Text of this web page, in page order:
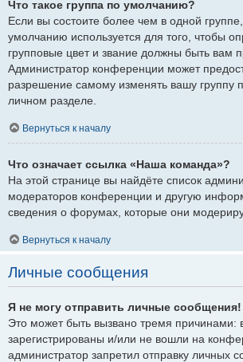
Что такое группа по умолчанию?
Если вы состоите более чем в одной
умолчанию используется для того, чтобы
групповые цвет и звание должны быть вам
Администратор конференции может
разрешение самому изменять вашу группу
личном разделе.
Вернуться к началу
Что означает ссылка «Наша команда»?
На этой странице вы найдёте список
модераторов конференции и другую
сведения о форумах, которые они
Вернуться к началу
Личные сообщения
Я не могу отправить личные сообщения!
Это может быть вызвано тремя причинами:
зарегистрированы и/или не вошли на
администратор запретил отправку личных